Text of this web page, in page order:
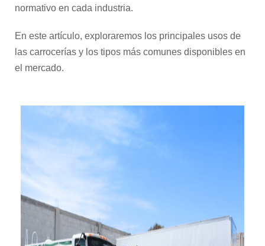
normativo en cada industria.
En este artículo, exploraremos los principales usos de
las carrocerías y los tipos más comunes disponibles en
el mercado.